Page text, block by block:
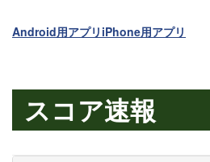
Android用アプリ iPhone用アプリ
スコア速報